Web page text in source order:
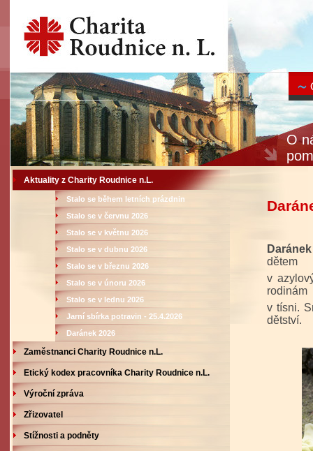
O
Aktuality z Charity Roudnice n.L.
Stalo se během letních prázdnin
Stalo se v červnu 2026
Stalo se v květnu 2026
Stalo se v dubnu 2026
Stalo se v březnu 2026
Stalo se v únoru 2026
Stalo se v lednu 2026
Jarní sbírka potravin - 25.4.2026
Daránek 2026
Zaměstnanci Charity Roudnice n.L.
Etický kodex pracovníka Charity Roudnice n.L.
Výroční zpráva
Zřizovatel
Stížnosti a podněty
Daránek
dětem
v
rodinám
v tísni.
dětství.